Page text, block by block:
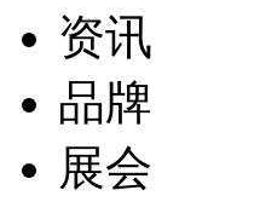
资讯
品牌
展会